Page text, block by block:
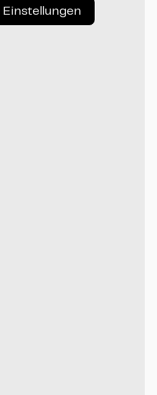
Einstellungen